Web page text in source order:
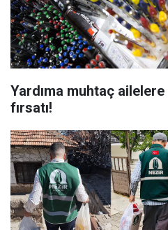
Yardıma muhtaç
fırsatı!